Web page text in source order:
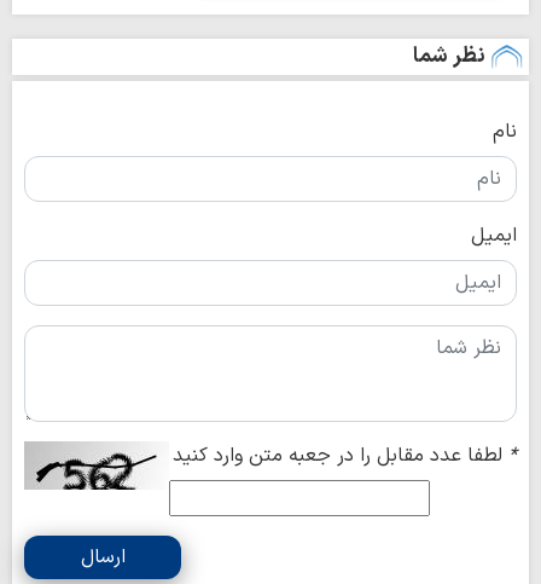
نظر شما
نام
ایمیل
* لطفا عدد مقابل را در جعبه متن وارد کنید
ارسال